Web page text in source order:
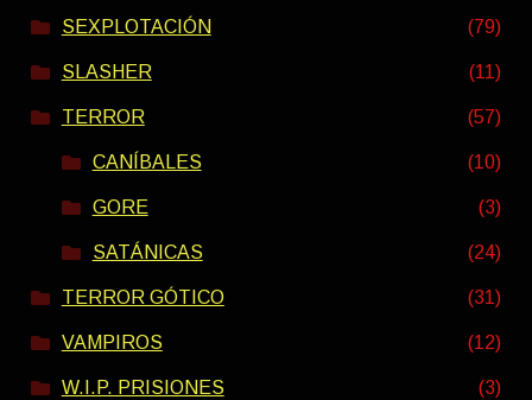
SEXPLOTACIÓN (79)
SLASHER (11)
TERROR (57)
CANÍBALES (10)
GORE (3)
SATÁNICAS (24)
TERROR GÓTICO (31)
VAMPIROS (12)
W.I.P. PRISIONES (3)